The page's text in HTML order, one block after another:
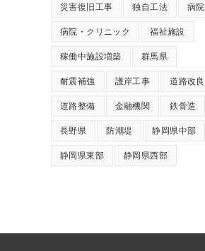
災害復旧工事 独自工法 病院
病院・クリニック 福祉施設
稼働中施設増築 群馬県
耐震補強 護岸工事 道路改良
道路整備 金融機関 鉄骨造
長野県 防潮堤 静岡県中部
静岡県東部 静岡県西部